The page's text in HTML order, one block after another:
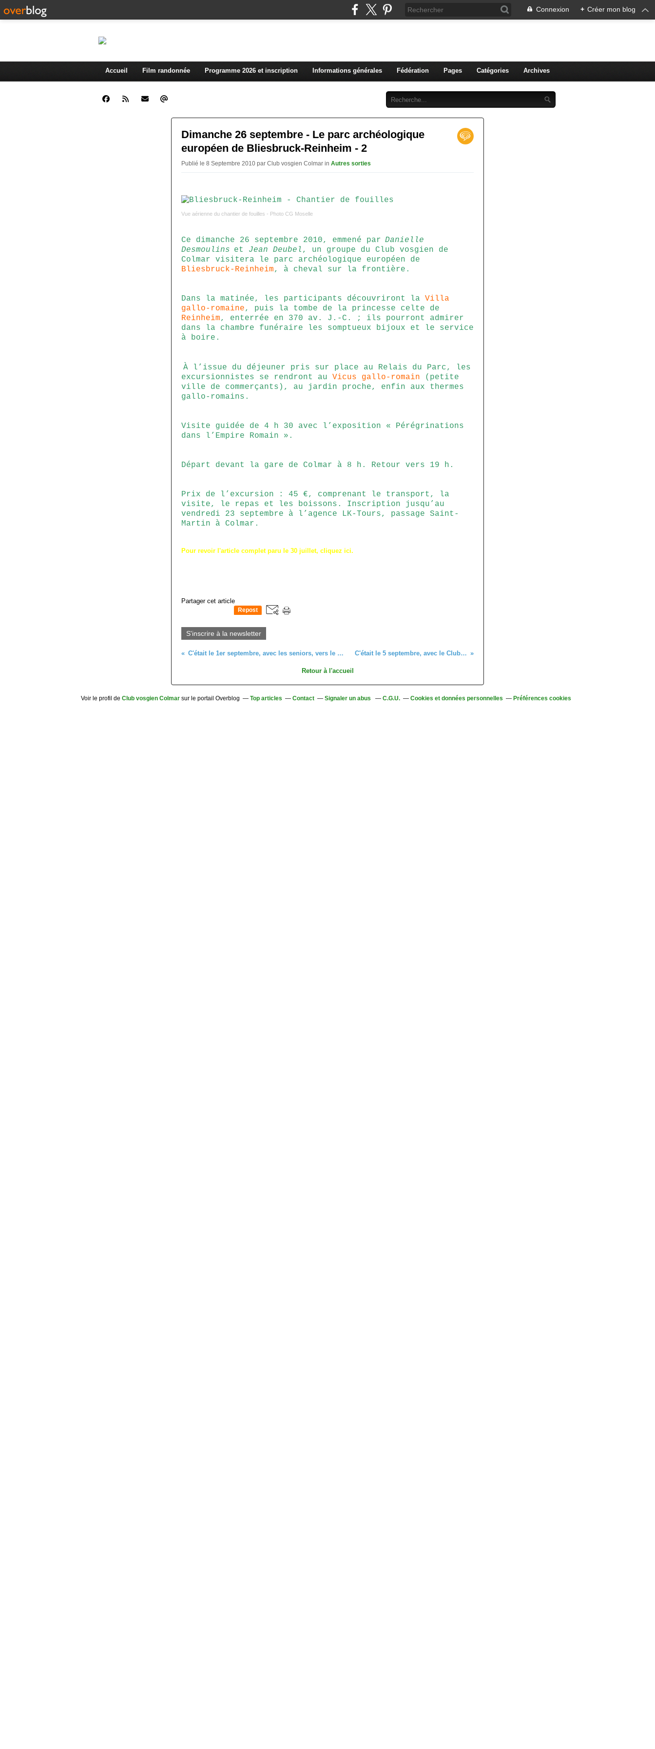
Connexion + Créer mon blog
Accueil Film randonnée Programme 2026 et inscription Informations générales Fédération Pages Catégories Archives
Dimanche 26 septembre - Le parc archéologique
européen de Bliesbruck-Reinheim - 2
Publié le 8 Septembre 2010 par Club vosgien Colmar in Autres sorties
Vue aérienne du chantier de fouilles - Photo CG Moselle
Ce dimanche 26 septembre 2010, emmené par Danielle
Desmoulins et Jean Deubel , un groupe du Club vosgien de
Colmar visitera le parc archéologique européen de
Bliesbruck-Reinheim, à cheval sur la frontière.
Dans la matinée, les participants découvriront la Villa
gallo-romaine, puis la tombe de la princesse celte de
Reinheim, enterrée en 370 av. J.-C. ; ils pourront admirer
dans la chambre funéraire les somptueux bijoux et le service
à boire.
À l’issue du déjeuner pris sur place au Relais du Parc, les
excursionnistes se rendront au Vicus gallo-romain (petite
ville de commerçants), au jardin proche, enfin aux thermes
gallo-romains.
Visite guidée de 4 h 30 avec l’exposition « Pérégrinations
dans l’Empire Romain ».
Départ devant la gare de Colmar à 8 h. Retour vers 19 h.
Prix de l’excursion : 45 €, comprenant le transport, la
visite, le repas et les boissons. Inscription jusqu’au
vendredi 23 septembre à l’agence LK-Tours, passage Saint-
Martin à Colmar.
Pour revoir l'article complet paru le 30 juillet, cliquez ici.
Partager cet article
Repost
S'inscrire à la newsletter
C'était le 1er septembre, avec les seniors, vers le Mont-Sainte-Odile et le Mur païen C'était le 5 septembre, avec le Club vosgien en Forêt-Noire
Retour à l'accueil
Voir le profil de Club vosgien Colmar sur le portail Overblog Top articles Contact Signaler un abus C.G.U. Cookies et données personnelles Préférences cookies